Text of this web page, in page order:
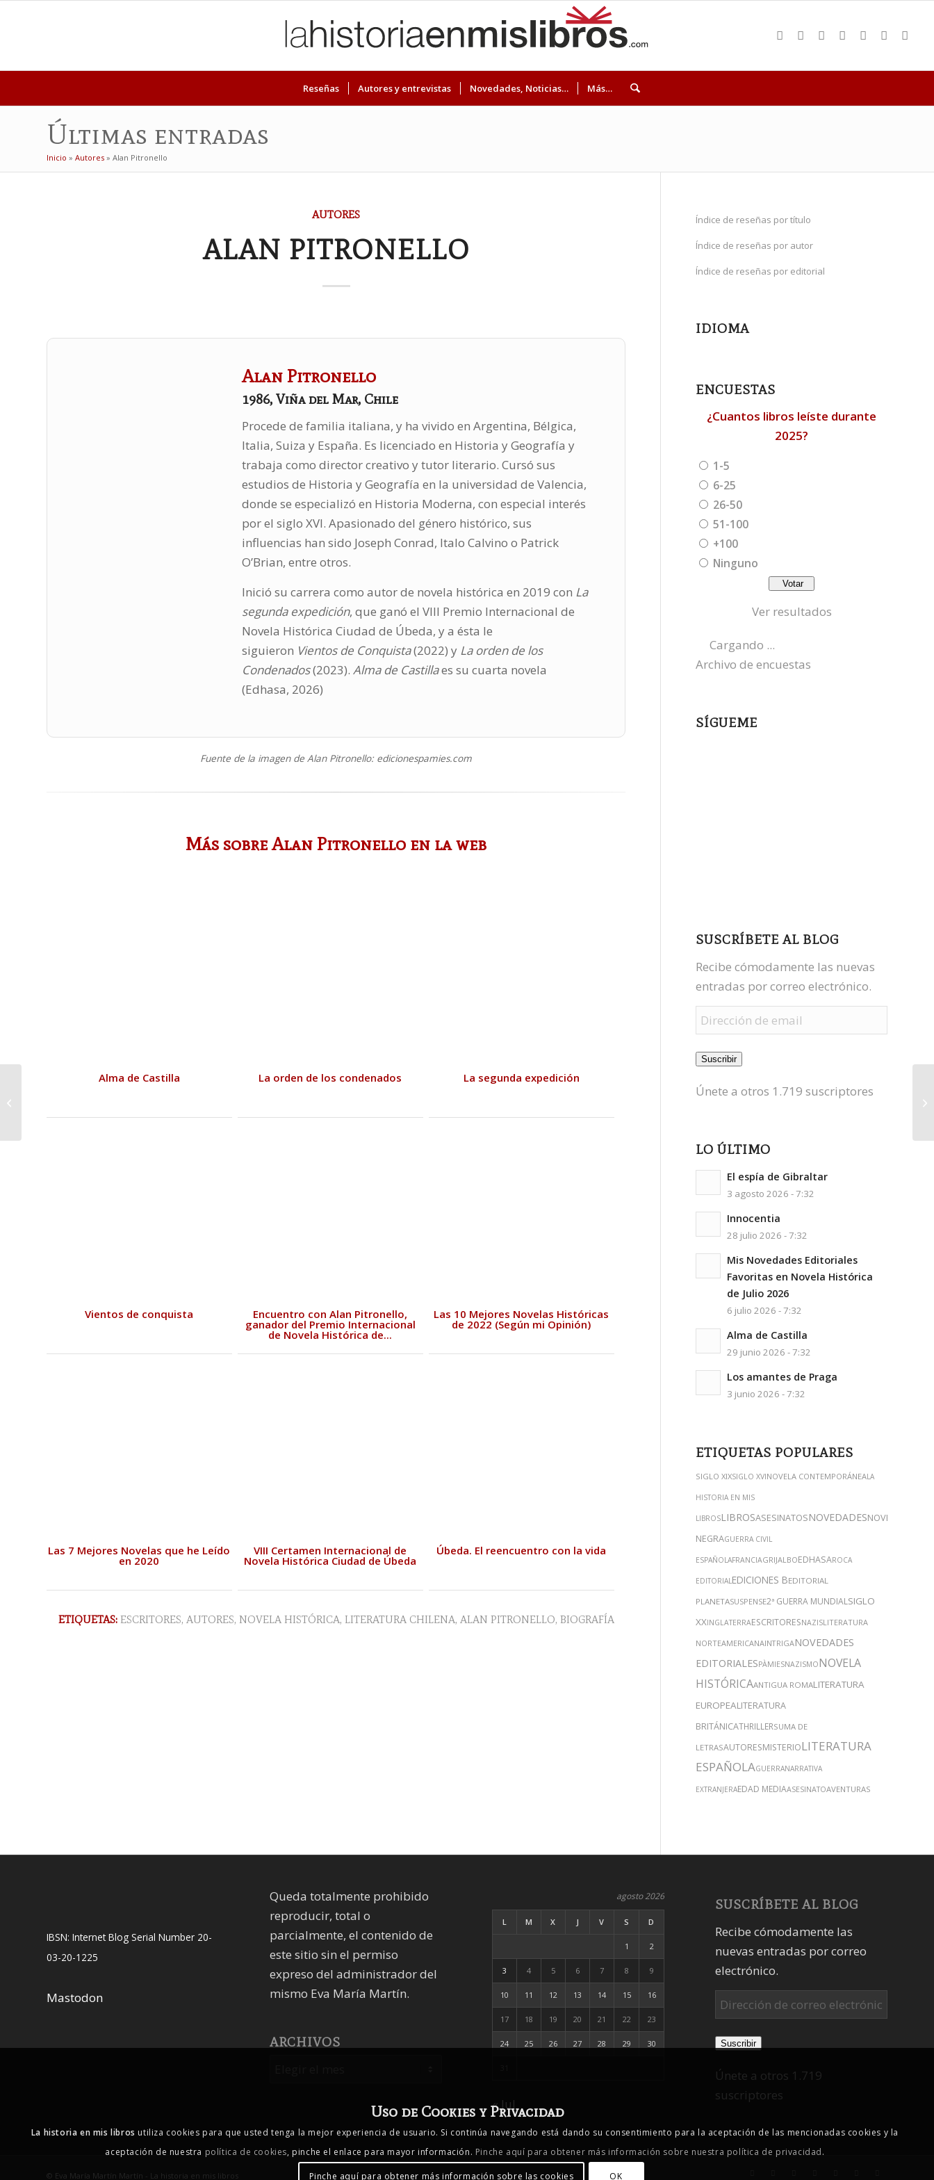
Reseñas Autores y entrevistas Novedades, Noticias… Más…
Últimas entradas
Inicio » Autores » Alan Pitronello
AUTORES
ALAN PITRONELLO
Alan Pitronello
1986, Viña del Mar, Chile
Procede de familia italiana, y ha vivido en Argentina, Bélgica,
Italia, Suiza y España. Es licenciado en Historia y Geografía y
trabaja como director creativo y tutor literario. Cursó sus
estudios de Historia y Geografía en la universidad de Valencia,
donde se especializó en Historia Moderna, con especial interés
por el siglo XVI. Apasionado del género histórico, sus
influencias han sido Joseph Conrad, Italo Calvino o Patrick
O’Brian, entre otros.
Inició su carrera como autor de novela histórica en 2019 con La
segunda expedición, que ganó el VIII Premio Internacional de
Novela Histórica Ciudad de Úbeda, y a ésta le
siguieron Vientos de Conquista(2022) y La orden de los
Condenados(2023). Alma de Castillaes su cuarta novela
(Edhasa, 2026)
Fuente de la imagen de Alan Pitronello: edicionespamies.com
Más sobre Alan Pitronello en la web
Alma de Castilla La orden de los condenados La segunda expedición
Vientos de conquista Encuentro con Alan Pitronello,
ganador del Premio Internacional
de Novela Histórica de...
Las 10 Mejores Novelas Históricas
de 2022 (Según mi Opinión)
Las 7 Mejores Novelas que he Leído
en 2020
VIII Certamen Internacional de
Novela Histórica Ciudad de Úbeda
Úbeda. El reencuentro con la vida
ETIQUETAS: ESCRITORES, AUTORES, NOVELA HISTÓRICA, LITERATURA CHILENA, ALAN PITRONELLO, BIOGRAFÍA
Índice de reseñas por título
Índice de reseñas por autor
Índice de reseñas por editorial
IDIOMA
ENCUESTAS
¿Cuantos libros leíste durante
2025?
1-5
6-25
26-50
51-100
+100
Ninguno
Ver resultados
Cargando ...
Archivo de encuestas
SÍGUEME
SUSCRÍBETE AL BLOG
Recibe cómodamente las nuevas
entradas por correo electrónico.
Dirección
de
email
Suscribir
Únete a otros 1.719 suscriptores
LO ÚLTIMO
El espía de Gibraltar
3 agosto 2026 - 7:32
Innocentia
28 julio 2026 - 7:32
Mis Novedades Editoriales
Favoritas en Novela Histórica
de Julio 2026
6 julio 2026 - 7:32
Alma de Castilla
29 junio 2026 - 7:32
Los amantes de Praga
3 junio 2026 - 7:32
ETIQUETAS POPULARES
SIGLO XIXSIGLO XVINOVELA CONTEMPORÁNEALA
HISTORIA EN MIS
LIBROSLIBROSASESINATOSNOVEDADESNOVELA
NEGRAGUERRA CIVIL
ESPAÑOLAFRANCIAGRIJALBOEDHASAROCA
EDITORIALEDICIONES BEDITORIAL
PLANETASUSPENSE2ª GUERRA MUNDIALSIGLO
XXINGLATERRAESCRITORESNAZISLITERATURA
NORTEAMERICANAINTRIGANOVEDADES
EDITORIALESPÀMIESNAZISMONOVELA
HISTÓRICAANTIGUA ROMALITERATURA
EUROPEALITERATURA
BRITÁNICATHRILLERSUMA DE
LETRASAUTORESMISTERIOLITERATURA
ESPAÑOLAGUERRANARRATIVA
EXTRANJERAEDAD MEDIAASESINATOAVENTURAS
IBSN: Internet Blog Serial Number 20-
03-20-1225
Mastodon
Queda totalmente prohibido
reproducir, total o
parcialmente, el contenido de
este sitio sin el permiso
expreso del administrador del
mismo Eva María Martín.
ARCHIVOS
agosto 2026
L M X J V S D
1 2
3 4 5 6 7 8 9
10 11 12 13 14 15 16
17 18 19 20 21 22 23
24 25 26 27 28 29 30
« Jul
SUSCRÍBETE AL BLOG
Recibe cómodamente las
nuevas entradas por correo
electrónico.
Dirección
de
correo
Suscribir
Únete a otros 1.719
suscriptores
© Eva María Martín Martín - La historia en mis libros
Uso de Cookies y Privacidad
La historia en mis libros utiliza cookies para que usted tenga la mejor experiencia de usuario. Si continúa navegando está dando su consentimiento para la aceptación de las mencionadas cookies y la
aceptación de nuestra política de cookies, pinche el enlace para mayor información. Pinche aquí para obtener más información sobre nuestra política de privacidad.
Pinche aquí para obtener más información sobre las cookies OK